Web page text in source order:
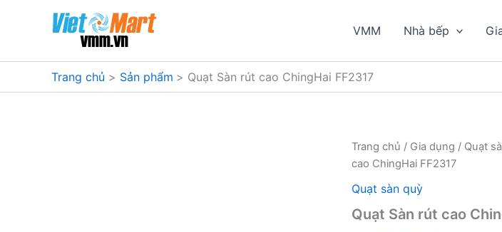
dung
VMM Nhà bếp
Trang chủ Sản phẩm Quạt Sàn rút cao ChingHai FF2317
Trang chủ / Gia dụng / Quạt
cao ChingHai FF2317
Quạt sàn quỳ
Quạt Sàn rút cao